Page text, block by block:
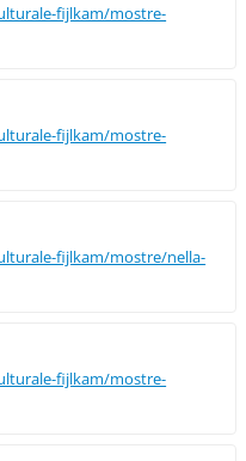
fijlkam/mostre-
fijlkam/mostre-
fijlkam/mostre/nella-
fijlkam/mostre-